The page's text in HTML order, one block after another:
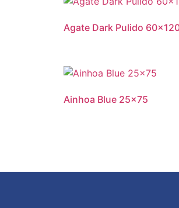
Agate Dark Pulido
Ainhoa Blue 25×75